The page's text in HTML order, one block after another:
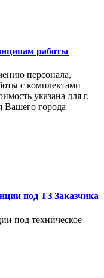
работы
персонала,
с комплектами
указана для г.
Вашего города
под ТЗ Заказчика
под техническое